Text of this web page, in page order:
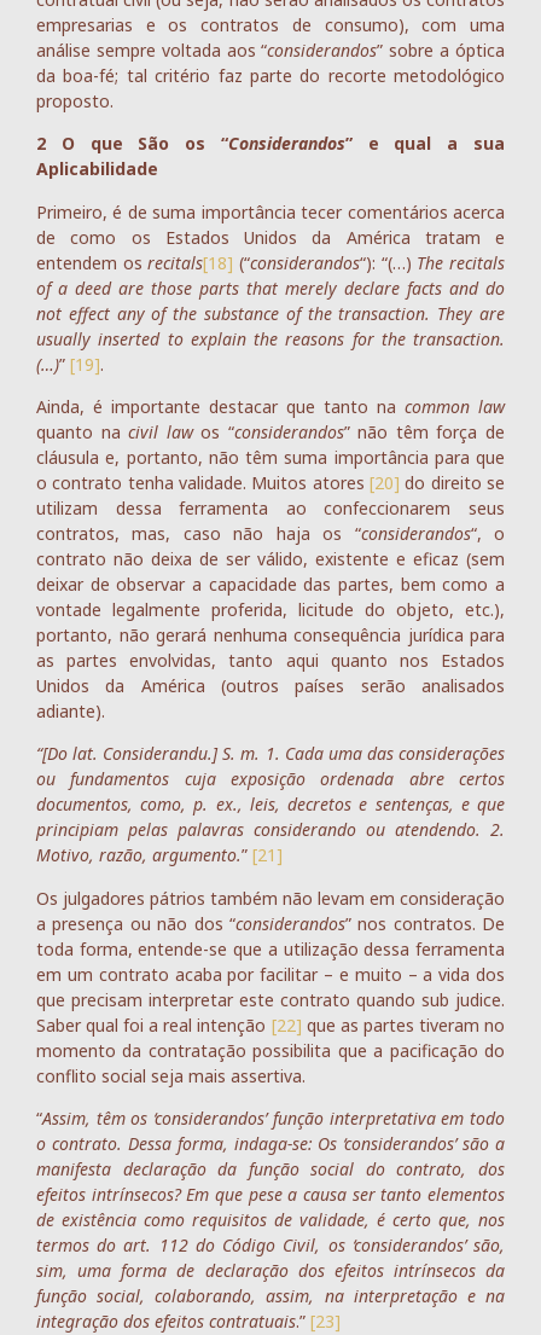
empresarias e os contratos de consumo), com uma
análise sempre voltada aos “considerandos” sobre a óptica
da boa-fé; tal critério faz parte do recorte metodológico
proposto.
2 O que São os “Considerandos” e qual a sua
Aplicabilidade
Primeiro, é de suma importância tecer comentários acerca
de como os Estados Unidos da América tratam e
entendem osrecitals[18] (“considerandos“): “(…) The recitals
of a deed are those parts that merely declare facts and do
not effect any of the substance of the transaction. They are
usually inserted to explain the reasons for the transaction.
(…)” [19].
Ainda, é importante destacar que tanto na common law
quanto nacivil lawos “considerandos” não têm força de
cláusula e, portanto, não têm suma importância para que
o contrato tenha validade. Muitos atores [20] do direito se
utilizam dessa ferramenta ao confeccionarem seus
contratos, mas, caso não haja os “considerandos“, o
contrato não deixa de ser válido, existente e eficaz (sem
deixar de observar a capacidade das partes, bem como a
vontade legalmente proferida, licitude do objeto, etc.),
portanto, não gerará nenhuma consequência jurídica para
as partes envolvidas, tanto aqui quanto nos Estados
Unidos da América (outros países serão analisados
adiante).
“[Do lat. Considerandu.] S. m. 1. Cada uma das considerações
ou fundamentos cuja exposição ordenada abre certos
documentos, como, p. ex., leis, decretos e sentenças, e que
principiam pelas palavras considerando ou atendendo. 2.
Motivo, razão, argumento.” [21]
Os julgadores pátrios também não levam em consideração
a presença ou não dos “considerandos” nos contratos. De
toda forma, entende-se que a utilização dessa ferramenta
em um contrato acaba por facilitar – e muito – a vida dos
que precisam interpretar este contrato quando sub judice.
Saber qual foi a real intenção [22] que as partes tiveram no
momento da contratação possibilita que a pacificação do
conflito social seja mais assertiva.
“Assim, têm os ‘considerandos’ função interpretativa em todo
o contrato. Dessa forma, indaga-se: Os ‘considerandos’ são a
manifesta declaração da função social do contrato, dos
efeitos intrínsecos? Em que pese a causa ser tanto elementos
de existência como requisitos de validade, é certo que, nos
termos do art. 112 do Código Civil, os ‘considerandos’ são,
sim, uma forma de declaração dos efeitos intrínsecos da
função social, colaborando, assim, na interpretação e na
integração dos efeitos contratuais.” [23]